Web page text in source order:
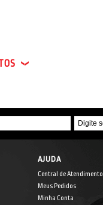
AJUDA
Central de Atendimento
Meus Pedidos
Minha Conta